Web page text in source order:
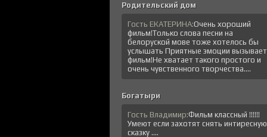
Родительский дом
Гость ЕКАТЕРИНА:Очень хороший
фильм!Только слова песни на
белоруской мове тоже хотелось бы
услышать Приятные эмоции вызывает
фильм!Не хватает такого простого и
очень чувственного творчества....
Богатыри
Гость Владимир:Фильм классный !!!!!!
Умеют если захотят снять интиресную
сказку ....